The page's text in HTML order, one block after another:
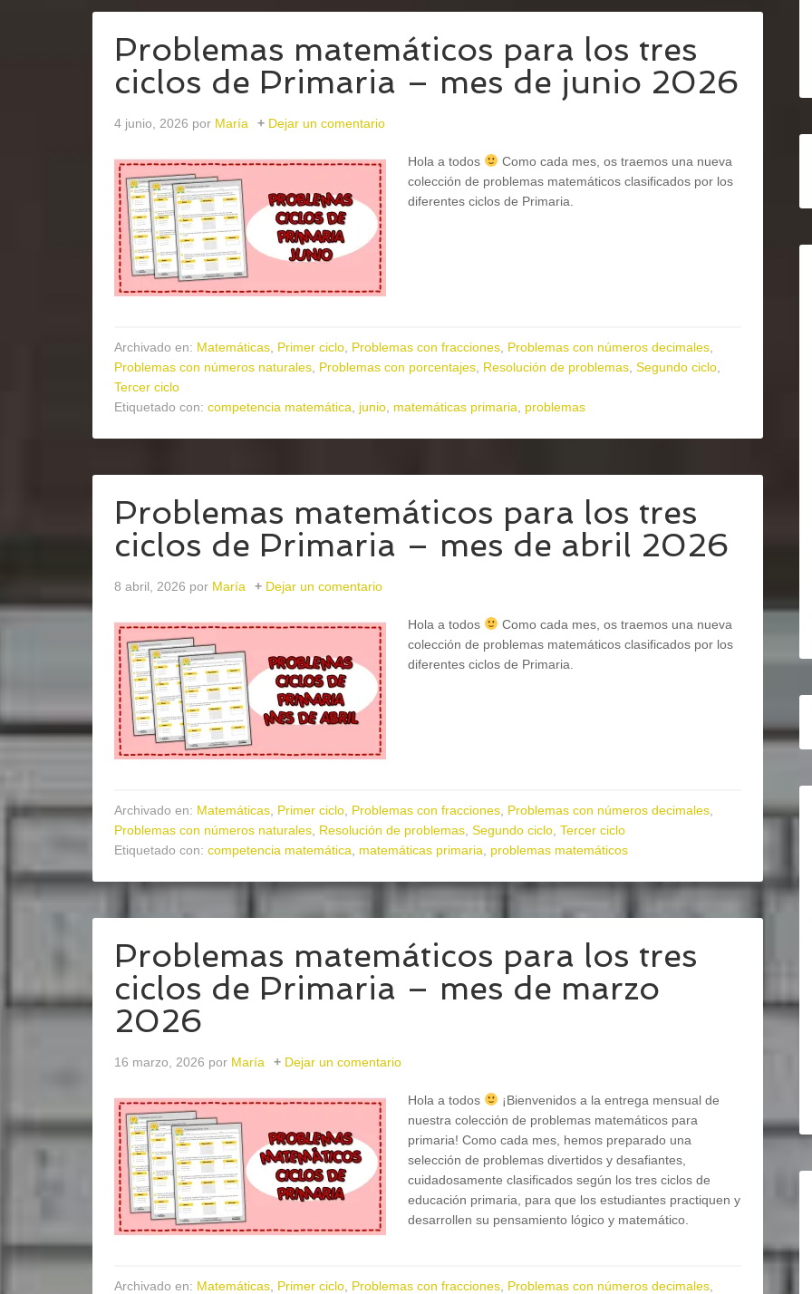
Problemas matemáticos para los tres
ciclos de Primaria – mes de junio 2026
4 junio, 2026 por María Dejar un comentario
Hola a todos
Como cada mes, os traemos una nueva
colección de problemas matemáticos clasificados por los
diferentes ciclos de Primaria.
Archivado en: Matemáticas Primer ciclo Problemas con fracciones Problemas con números decimales
Problemas con números naturales Problemas con porcentajes Resolución de problemas Segundo ciclo
Tercer ciclo
Etiquetado con: competencia matemática junio matemáticas primaria problemas
Problemas matemáticos para los tres
ciclos de Primaria – mes de abril 2026
8 abril, 2026 por María Dejar un comentario
Hola a todos
Como cada mes, os traemos una nueva
colección de problemas matemáticos clasificados por los
diferentes ciclos de Primaria.
Archivado en: Matemáticas Primer ciclo Problemas con fracciones Problemas con números decimales
Problemas con números naturales Resolución de problemas Segundo ciclo Tercer ciclo
Etiquetado con: competencia matemática matemáticas primaria problemas matemáticos
Problemas matemáticos para los tres
ciclos de Primaria – mes de marzo
2026
16 marzo, 2026 por María Dejar un comentario
Hola a todos
¡Bienvenidos a la entrega mensual de
nuestra colección de problemas matemáticos para
primaria! Como cada mes, hemos preparado una
selección de problemas divertidos y desafiantes,
cuidadosamente clasificados según los tres ciclos de
educación primaria, para que los estudiantes practiquen y
desarrollen su pensamiento lógico y matemático.
Archivado en: Matemáticas Primer ciclo Problemas con fracciones Problemas con números decimales